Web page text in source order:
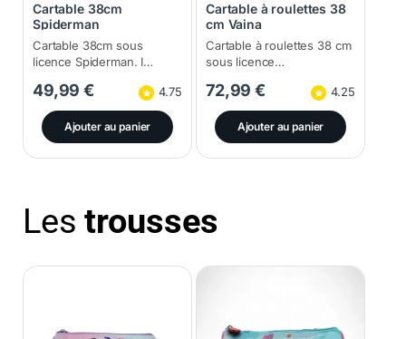
Cartable 38cm
Spiderman
Cartable 38cm sous
licence Spiderman. I…
49,99€ 4.75
Ajouter au panier
Cartable à roulettes 38
cm Vaina
Cartable à roulettes 38 cm
sous licence…
72,99€ 4.25
Ajouter au panier
Lestrousses